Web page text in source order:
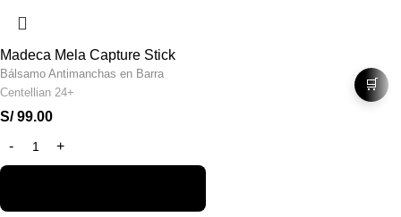
Madeca Mela Capture Stick
Bálsamo Antimanchas en Barra
Centellian 24+
S/99.00
🛒